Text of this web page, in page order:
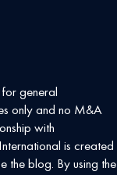
general
only and no M&A
with
is created
the blog. By using the